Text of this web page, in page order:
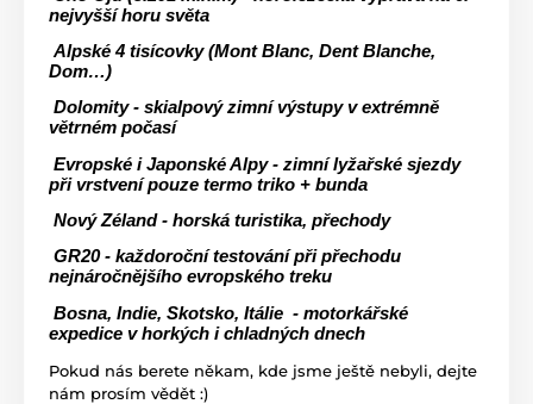
nejvyšší horu světa
Dom…)
větrném počasí
při vrstvení pouze termo triko + bunda
Nový Zéland - horská turistika, přechody
nejnáročnějšího evropského treku
expedice v horkých i chladných dnech
Pokud nás berete někam, kde jsme ještě nebyli, dejte
nám prosím vědět :)